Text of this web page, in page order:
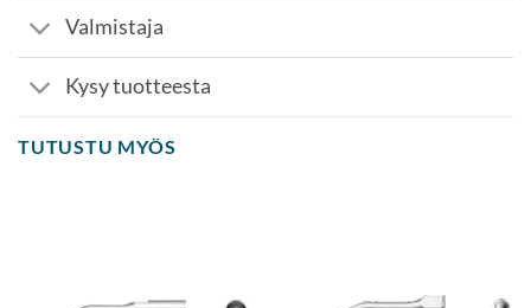
Valmistaja
Kysy tuotteesta
TUTUSTU MYÖS